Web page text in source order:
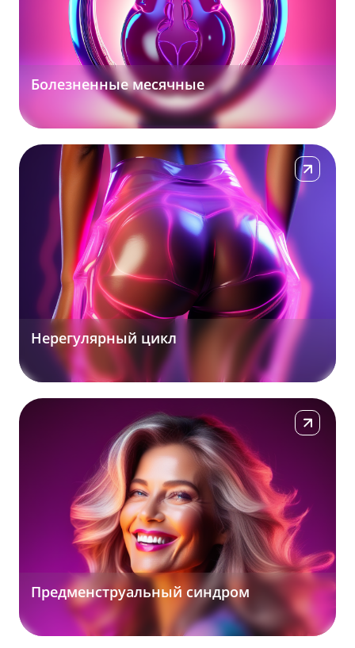
Болезненные месячные
Нерегулярный цикл
Подробнее
Предменструальный синдром
Подробнее